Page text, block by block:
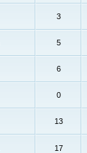
3
5
6
0
13
17